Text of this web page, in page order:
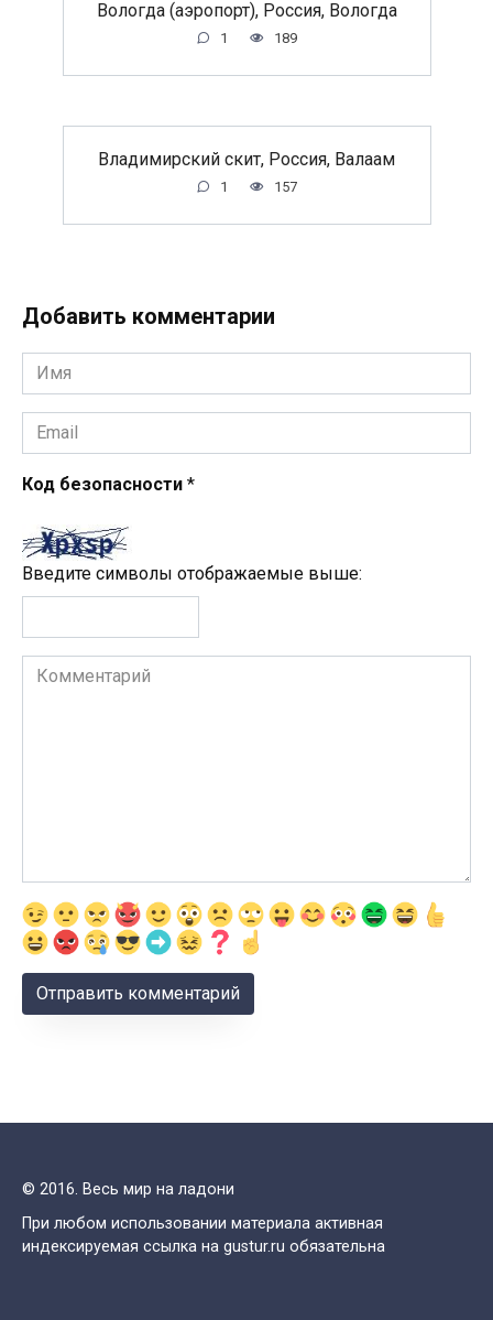
Вологда (аэропорт), Россия, Вологда
1 189
Владимирский скит, Россия, Валаам
1 157
Добавить комментарии
Имя
*
Email
*
Код безопасности *
Введите символы отображаемые выше:
Комментарий
© 2016. Весь мир на ладони
При любом использовании материала активная
индексируемая ссылка на gustur.ru обязательна